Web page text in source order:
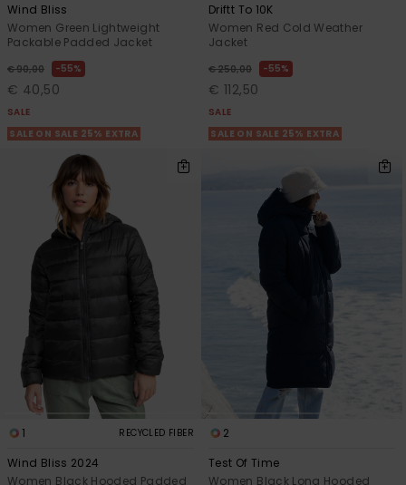
Wind Bliss
Women Green Lightweight
Packable Padded Jacket
€ 90,00 55%
€ 40,50
SALE
SALE ON SALE 25% EXTRA
Driftt To 10K
Women Red Cold Weather
Jacket
€ 250,00 55%
€ 112,50
SALE
SALE ON SALE 25% EXTRA
1 RECYCLED FIBER
Wind Bliss 2024
Women Black Hooded Padded
2
Test Of Time
Women Black Long Hooded